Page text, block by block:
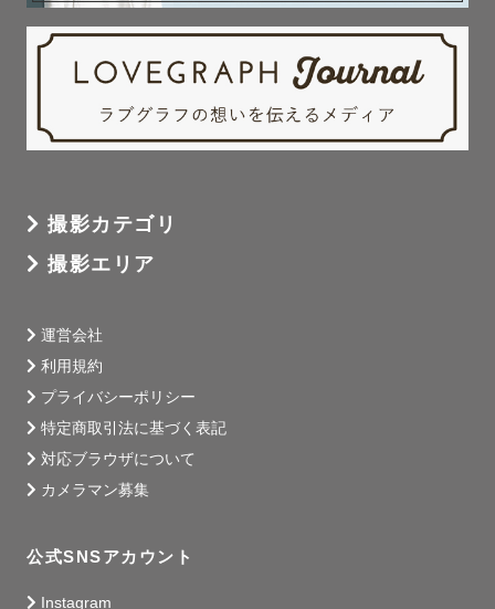
撮影カテゴリ
撮影エリア
運営会社
利用規約
プライバシーポリシー
特定商取引法に基づく表記
対応ブラウザについて
カメラマン募集
公式SNSアカウント
Instagram